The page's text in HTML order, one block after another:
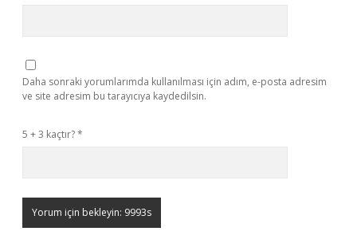
Daha sonraki yorumlarımda kullanılması için adım, e-posta adresim
ve site adresim bu tarayıcıya kaydedilsin.
5 + 3 kaçtır?*